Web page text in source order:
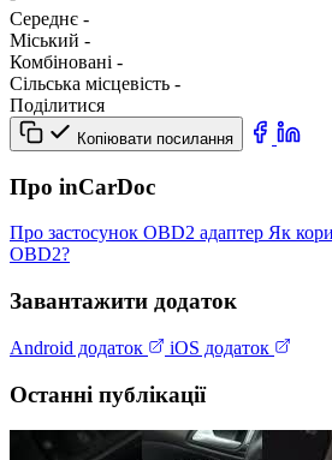
Середнє -
Міський -
Комбіновані -
Сільська місцевість -
Поділитися
Копіювати посилання
Про inCarDoc
Про застосунок OBD2 адаптер Як
OBD2?
Завантажити додаток
Android додаток iOS додаток
Останні публікації